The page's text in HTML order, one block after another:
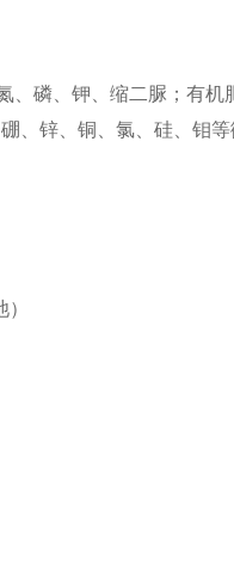
、钾、缩二脲；有机
锌、铜、氯、硅、钼